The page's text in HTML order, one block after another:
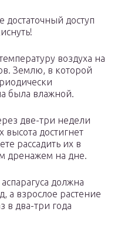
доступ
воздуха на
Землю, в которой
была влажной.
две-три недели
высота достигнет
рассадить их в
дренажем на дне.
должна
а взрослое растение
в два-три года